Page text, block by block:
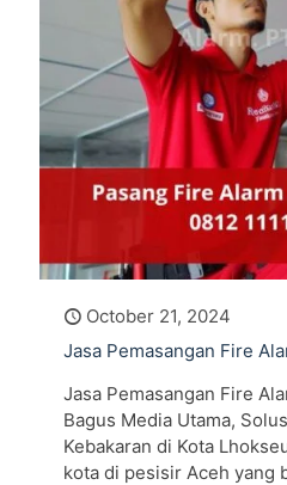
October 21, 2024
Jasa Pemasangan Fire
Jasa Pemasangan Fire
Bagus Media Utama,
Kebakaran di Kota
kota di pesisir Aceh yang